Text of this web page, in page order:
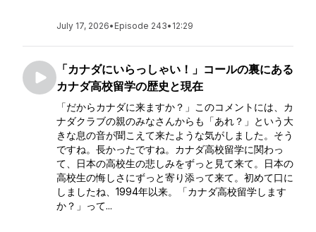
July 17, 2026• Episode 243• 12:29
「カナダにいらっしゃい！」コールの裏にある
カナダ高校留学の歴史と現在
「だからカナダに来ますか？」このコメントには、カ
ナダクラブの親のみなさんからも「あれ？」という大
きな息の音が聞こえて来たような気がしました。そう
ですね。長かったですね。カナダ高校留学に関わっ
て、日本の高校生の悲しみをずっと見て来て。日本の
高校生の悔しさにずっと寄り添って来て。初めて口に
しましたね、1994年以来。「カナダ高校留学します
か？」って...